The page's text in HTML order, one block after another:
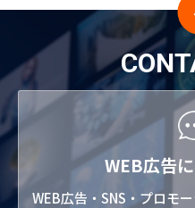
WEB広告
WEB広告・SNS・プロモ